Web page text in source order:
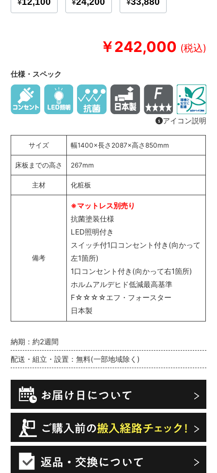
￥242,000
納期：約2週間
配送・組立・設置：無料(一部地域除く)
仕様・スペック
アイコン説明
サイズ 幅1400×長さ2087×高さ850mm
床板までの高さ 267mm
主材 化粧板
備考
※マットレス別売り
抗菌塗装仕様
LED照明付き
スイッチ付1口コンセント付き(向かって
左1箇所)
1口コンセント付き(向かって右1箇所)
ホルムアルデヒド低減最高基準
F☆☆☆☆エフ・フォースター
日本製